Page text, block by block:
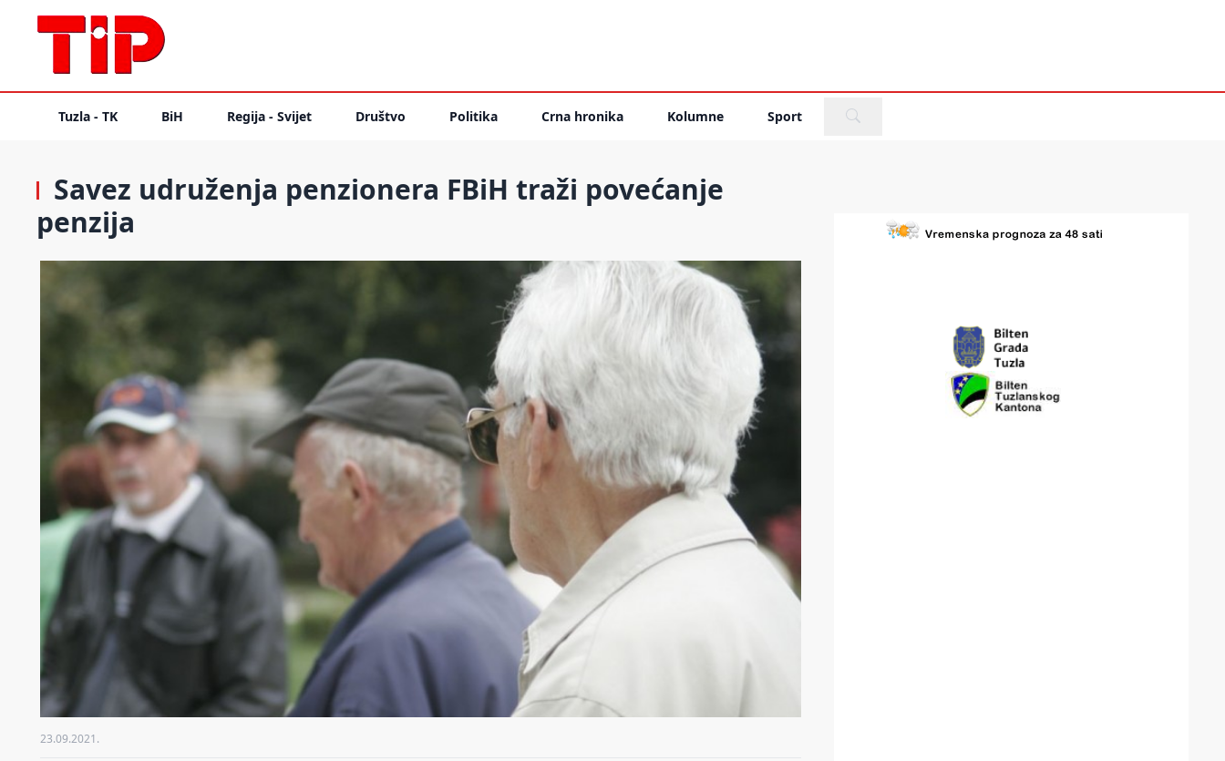
Tuzla - TK BiH Regija - Svijet Društvo Politika Crna hronika Kolumne Sport
Savez udruženja penzionera FBiH traži povećanje
penzija
23.09.2021.